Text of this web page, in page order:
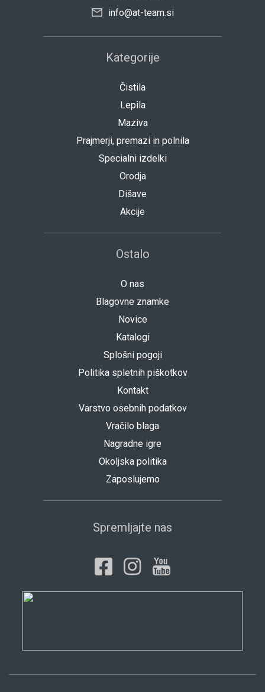
info@at-team.si
Kategorije
Čistila
Lepila
Maziva
Prajmerji, premazi in polnila
Specialni izdelki
Orodja
Dišave
Akcije
Ostalo
O nas
Blagovne znamke
Novice
Katalogi
Splošni pogoji
Politika spletnih piškotkov
Kontakt
Varstvo osebnih podatkov
Vračilo blaga
Nagradne igre
Okoljska politika
Zaposlujemo
Spremljajte nas